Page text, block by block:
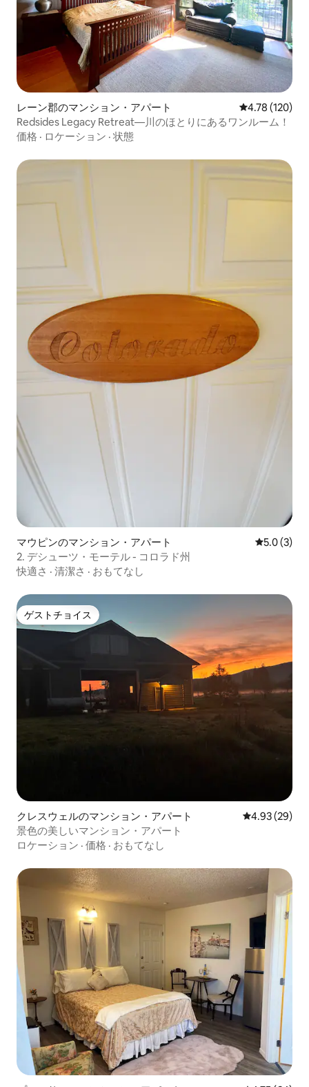
レーン郡のマンション・アパート レビュー120
4.78 (120)
Redsides Legacy Retreat—川のほとりにあるワンルーム！
価格 · ロケーション · 状態
マウピンのマンション・アパート レビュー3
5.0 (3)
2. デシューツ・モーテル - コロラド州
快適さ · 清潔さ · おもてなし
ゲストチョイス
ゲストチョイス
クレスウェルのマンション・アパート レビュー29
4.93 (29)
景色の美しいマンション・アパート
ロケーション · 価格 · おもてなし